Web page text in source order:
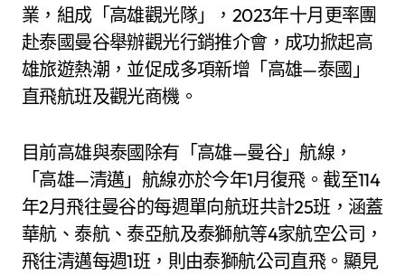
業，組成「高雄觀光隊」，2023年十月更率團
赴泰國曼谷舉辦觀光行銷推介會，成功掀起高
雄旅遊熱潮，並促成多項新增「高雄—泰國」
直飛航班及觀光商機。
目前高雄與泰國除有「高雄—曼谷」航線，
「高雄—清邁」航線亦於今年1月復飛。截至114
年2月飛往曼谷的每週單向航班共計25班，涵蓋
華航、泰航、泰亞航及泰獅航等4家航空公司，
飛往清邁每週1班，則由泰獅航公司直飛。顯見